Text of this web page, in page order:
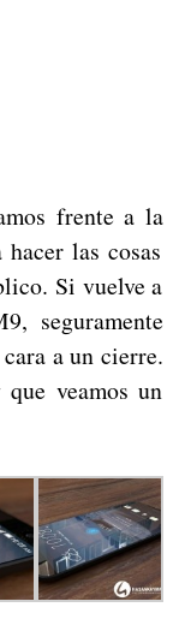
frente a la
hacer las cosas
Si vuelve a
seguramente
a un cierre.
veamos un